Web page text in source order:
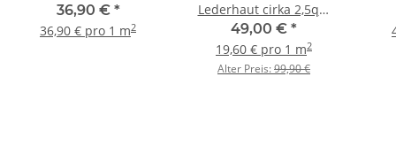
36,90 € *
36,90 € pro 1 m2
Lederhaut cirka 2,5qm
rot
49,00 € *
19,60 € pro 1 m2
Alter Preis:99,90 €